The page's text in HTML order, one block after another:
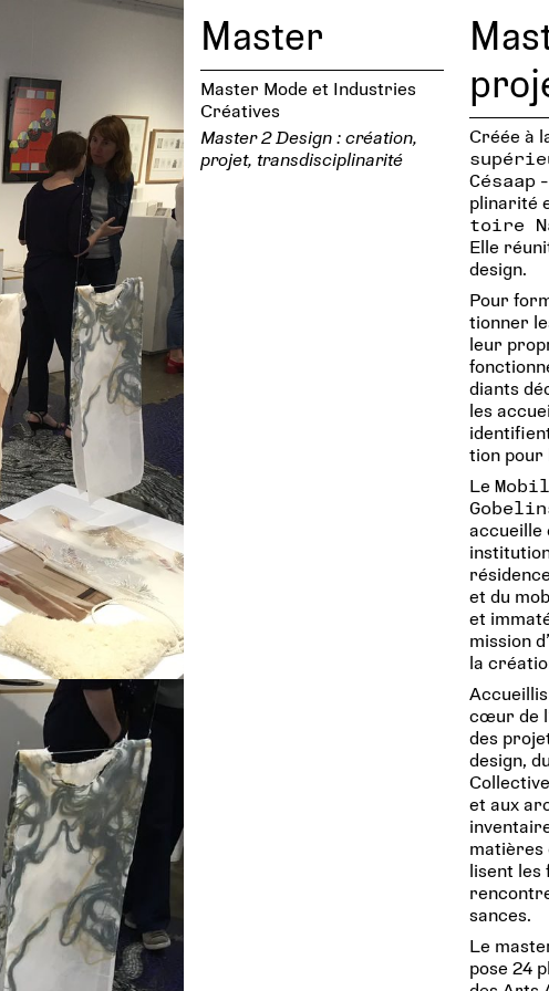
Master
Master Mode et Industries
Créatives
Master 2 Design : créa­tion,
projet, trans­dis­ci­pli­na­rité
Créée à
Césaap
pli­na­rité
toire
Elle
design.
Pour
tion­ner
leur
diants
les
tion pour
Le
accueille
et du
et
mis­sion
la
cœur de
des
design,
et aux
matières
lisent les
sances.
Le
pose 24